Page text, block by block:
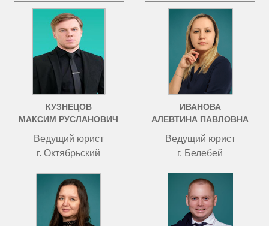
КУЗНЕЦОВ
МАКСИМ РУСЛАНОВИЧ
Ведущий юрист
г. Октябрьский
ИВАНОВА
АЛЕВТИНА ПАВЛОВНА
Ведущий юрист
г. Белебей